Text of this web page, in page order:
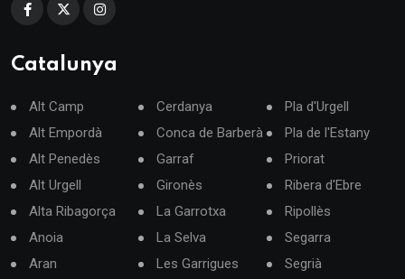
Catalunya
Alt Camp
Alt Empordà
Alt Penedès
Alt Urgell
Alta Ribagorça
Anoia
Aran
Cerdanya
Conca de Barberà
Garraf
Gironès
La Garrotxa
La Selva
Les Garrigues
Pla d'Urgell
Pla de l'Estany
Priorat
Ribera d'Ebre
Ripollès
Segarra
Segrià